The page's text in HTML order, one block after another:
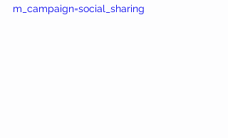
m_campaign=social_sharing